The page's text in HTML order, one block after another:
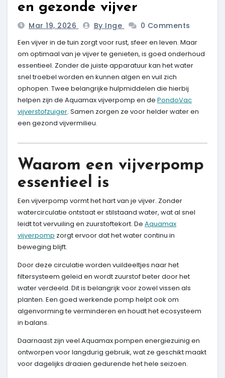
en gezonde vijver
Mar 19, 2026 By Inge 0 Comments
Een vijver in de tuin zorgt voor rust, sfeer en leven. Maar
om optimaal van je vijver te genieten, is goed onderhoud
essentieel. Zonder de juiste apparatuur kan het water
snel troebel worden en kunnen algen en vuil zich
ophopen. Twee belangrijke hulpmiddelen die hierbij
helpen zijn de Aquamax vijverpomp en de PondoVac
vijverstofzuiger. Samen zorgen ze voor helder water en
een gezond vijvermilieu.
Waarom een vijverpomp
essentieel is
Een vijverpomp vormt het hart van je vijver. Zonder
watercirculatie ontstaat er stilstaand water, wat al snel
leidt tot vervuiling en zuurstoftekort. De Aquamax
vijverpomp zorgt ervoor dat het water continu in
beweging blijft.
Door deze circulatie worden vuildeeltjes naar het
filtersysteem geleid en wordt zuurstof beter door het
water verdeeld. Dit is belangrijk voor zowel vissen als
planten. Een goed werkende pomp helpt ook om
algenvorming te verminderen en houdt het ecosysteem
in balans.
Daarnaast zijn veel Aquamax pompen energiezuinig en
ontworpen voor langdurig gebruik, wat ze geschikt maakt
voor dagelijks draaien gedurende het hele seizoen.